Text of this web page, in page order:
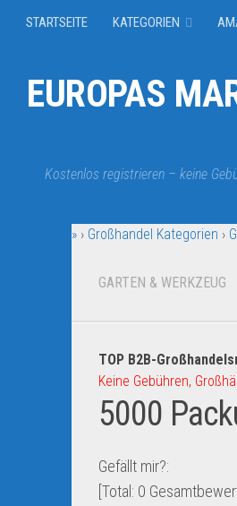
STARTSEITE KATEGORIEN
EUROPAS
Kostenlos registrieren – keine
» › Großhandel Kategorien ›
GARTEN & WERKZEUG
TOP B2B-
Keine Gebühren,
5000
Gefällt mir?:
[Total: 0